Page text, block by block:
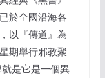
於全國沿海各
以『傳道』為
期舉行邪教聚
是它是一個異